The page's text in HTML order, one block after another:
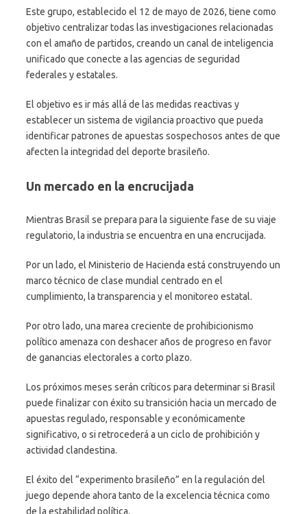
Este grupo, establecido el 12 de mayo de 2026, tiene como
objetivo centralizar todas las investigaciones relacionadas
con el amaño de partidos, creando un canal de inteligencia
unificado que conecte a las agencias de seguridad
federales y estatales.
El objetivo es ir más allá de las medidas reactivas y
establecer un sistema de vigilancia proactivo que pueda
identificar patrones de apuestas sospechosos antes de que
afecten la integridad del deporte brasileño.
Un mercado en la encrucijada
Mientras Brasil se prepara para la siguiente fase de su viaje
regulatorio, la industria se encuentra en una encrucijada.
Por un lado, el Ministerio de Hacienda está construyendo un
marco técnico de clase mundial centrado en el
cumplimiento, la transparencia y el monitoreo estatal.
Por otro lado, una marea creciente de prohibicionismo
político amenaza con deshacer años de progreso en favor
de ganancias electorales a corto plazo.
Los próximos meses serán críticos para determinar si Brasil
puede finalizar con éxito su transición hacia un mercado de
apuestas regulado, responsable y económicamente
significativo, o si retrocederá a un ciclo de prohibición y
actividad clandestina.
El éxito del “experimento brasileño” en la regulación del
juego depende ahora tanto de la excelencia técnica como
de la estabilidad política.